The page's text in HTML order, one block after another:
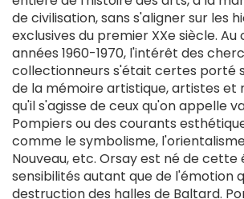
de civilisation, sans s'aligner sur les
exclusives du premier XXe siècle. Au
années 1960-1970, l'intérêt des
collectionneurs s'était certes porté
de la mémoire artistique, artistes et
qu'il s'agisse de ceux qu'on appelle
Pompiers ou des courants
comme le symbolisme,
Nouveau, etc. Orsay est né de cette
sensibilités autant que de l'émotion
destruction des halles de Baltard.